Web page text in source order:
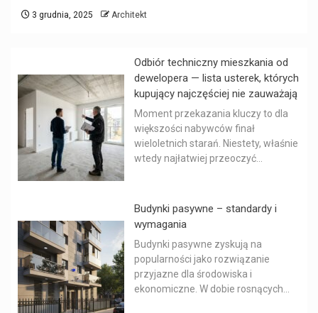
3 grudnia, 2025 Architekt
Odbiór techniczny mieszkania od
dewelopera — lista usterek, których
kupujący najczęściej nie zauważają
Moment przekazania kluczy to dla
większości nabywców finał
wieloletnich starań. Niestety, właśnie
wtedy najłatwiej przeoczyć...
Budynki pasywne – standardy i
wymagania
Budynki pasywne zyskują na
popularności jako rozwiązanie
przyjazne dla środowiska i
ekonomiczne. W dobie rosnących...